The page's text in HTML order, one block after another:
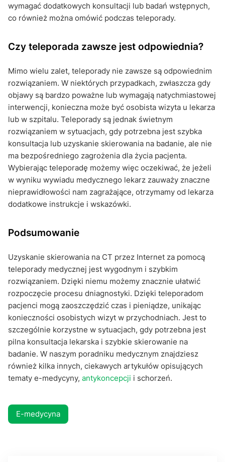
wymagać dodatkowych konsultacji lub badań wstępnych,
co również można omówić podczas teleporady.
Czy teleporada zawsze jest odpowiednia?
Mimo wielu zalet, teleporady nie zawsze są odpowiednim
rozwiązaniem. W niektórych przypadkach, zwłaszcza gdy
objawy są bardzo poważne lub wymagają natychmiastowej
interwencji, konieczna może być osobista wizyta u lekarza
lub w szpitalu. Teleporady są jednak świetnym
rozwiązaniem w sytuacjach, gdy potrzebna jest szybka
konsultacja lub uzyskanie skierowania na badanie, ale nie
ma bezpośredniego zagrożenia dla życia pacjenta.
Wybierając teleporadę możemy więc oczekiwać, że jeżeli
w wyniku wywiadu medycznego lekarz zauważy znaczne
nieprawidłowości nam zagrażające, otrzymamy od lekarza
dodatkowe instrukcje i wskazówki.
Podsumowanie
Uzyskanie skierowania na CT przez Internet za pomocą
teleporady medycznej jest wygodnym i szybkim
rozwiązaniem. Dzięki niemu możemy znacznie ułatwić
rozpoczęcie procesu dniagnostyki. Dzięki teleporadom
pacjenci mogą zaoszczędzić czas i pieniądze, unikając
konieczności osobistych wizyt w przychodniach. Jest to
szczególnie korzystne w sytuacjach, gdy potrzebna jest
pilna konsultacja lekarska i szybkie skierowanie na
badanie. W naszym poradniku medycznym znajdziesz
również kilka innych, ciekawych artykułów opisujących
tematy e-medycyny, antykoncepcji i schorzeń.
E-medycyna